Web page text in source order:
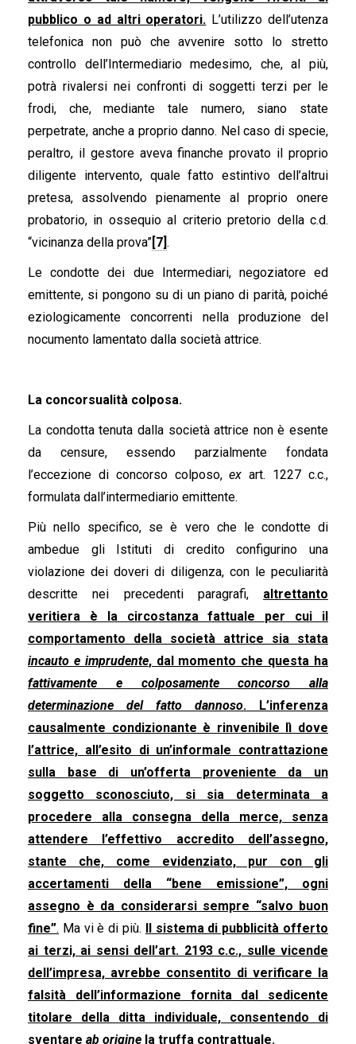
pubblico o ad altri operatori. L’utilizzo dell’utenza
telefonica non può che avvenire sotto lo stretto
controllo dell’Intermediario medesimo, che, al più,
potrà rivalersi nei confronti di soggetti terzi per le
frodi, che, mediante tale numero, siano state
perpetrate, anche a proprio danno. Nel caso di specie,
peraltro, il gestore aveva finanche provato il proprio
diligente intervento, quale fatto estintivo dell’altrui
pretesa, assolvendo pienamente al proprio onere
probatorio, in ossequio al criterio pretorio della c.d.
“vicinanza della prova”[7].
Le condotte dei due Intermediari, negoziatore ed
emittente, si pongono su di un piano di parità, poiché
eziologicamente concorrenti nella produzione del
nocumento lamentato dalla società attrice.
La concorsualità colposa.
La condotta tenuta dalla società attrice non è esente
da censure, essendo parzialmente fondata
l’eccezione di concorso colposo,ex art. 1227 c.c.,
formulata dall’intermediario emittente.
Più nello specifico, se è vero che le condotte di
ambedue gli Istituti di credito configurino una
violazione dei doveri di diligenza, con le peculiarità
descritte nei precedenti paragrafi, altrettanto
veritiera è la circostanza fattuale per cui il
comportamento della società attrice sia stata
incauto e imprudente, dal momento che questa ha
fattivamente e colposamente concorso alla
determinazione del fatto dannoso. L’inferenza
causalmente condizionante è rinvenibile lì dove
l’attrice, all’esito di un’informale contrattazione
sulla base di un’offerta proveniente da un
soggetto sconosciuto, si sia determinata a
procedere alla consegna della merce, senza
attendere l’effettivo accredito dell’assegno,
stante che, come evidenziato, pur con gli
accertamenti della “bene emissione”, ogni
assegno è da considerarsi sempre “salvo buon
fine”. Ma vi è di più. Il sistema di pubblicità offerto
ai terzi, ai sensi dell’art. 2193 c.c., sulle vicende
dell’impresa, avrebbe consentito di verificare la
falsità dell’informazione fornita dal sedicente
titolare della ditta individuale, consentendo di
sventare ab origine la truffa contrattuale.